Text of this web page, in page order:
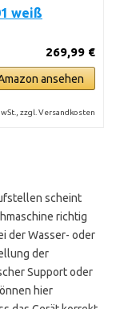
weiß
269,99 €
ansehen
zzgl. Versandkosten
scheint
richtig
der Wasser- oder
der
Support oder
hier